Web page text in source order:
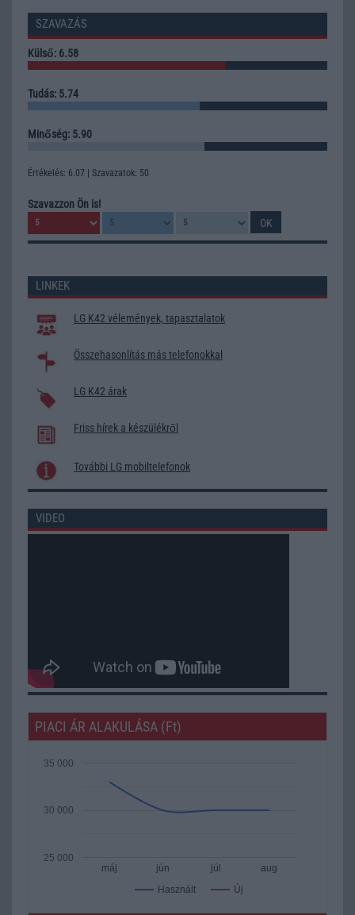
SZAVAZÁS
Külső: 6.58
Tudás: 5.74
Minőség: 5.90
Értékelés: 6.07 | Szavazatok: 50
Szavazzon Ön is!
LINKEK
LG K42 vélemények, tapasztalatok
Összehasonlítás más telefonokkal
LG K42 árak
Friss hírek a készülékről
További LG mobiltelefonok
VIDEO
PIACI ÁR ALAKULÁSA (Ft)
Használt Új
máj jún júl aug
25 000
30 000
35 000